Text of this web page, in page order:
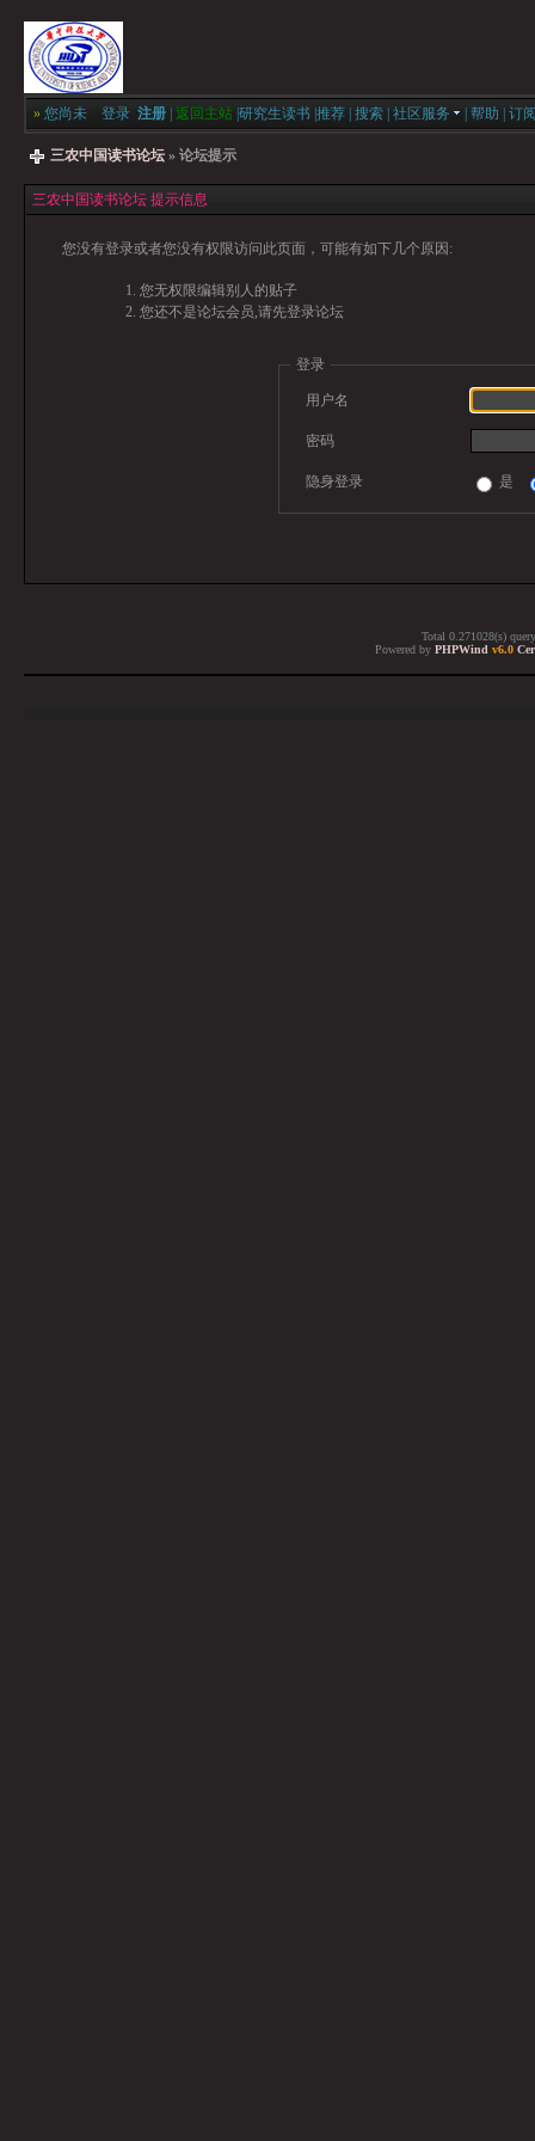
» 您尚未 登录 注册 返回主站 研究生读书 推荐 搜索 社区服务 帮助 订
三农中国读书论坛 » 论坛提示
三农中国读书论坛 提示信息
您没有登录或者您没有权限访问此页面，可能有如下几个原因:
您无权限编辑别人的贴子
您还不是论坛会员,请先登录论坛
登录
用户名
密码
隐身登录 是
Total 0.271028(s)
Powered by PHPWind v6.0